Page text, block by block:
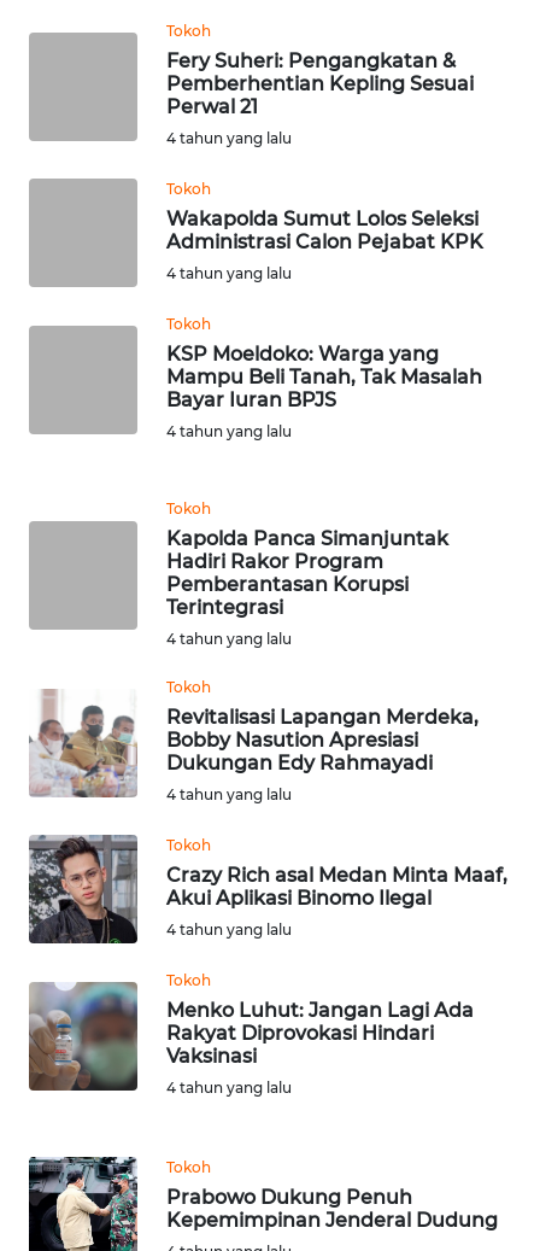
Tokoh
Fery Suheri: Pengangkatan &
Pemberhentian Kepling Sesuai
Perwal 21
4 tahun yang lalu
Tokoh
Wakapolda Sumut Lolos Seleksi
Administrasi Calon Pejabat KPK
4 tahun yang lalu
Tokoh
KSP Moeldoko: Warga yang
Mampu Beli Tanah, Tak Masalah
Bayar Iuran BPJS
4 tahun yang lalu
Tokoh
Kapolda Panca Simanjuntak
Hadiri Rakor Program
Pemberantasan Korupsi
Terintegrasi
4 tahun yang lalu
Tokoh
Revitalisasi Lapangan Merdeka,
Bobby Nasution Apresiasi
Dukungan Edy Rahmayadi
4 tahun yang lalu
Tokoh
Crazy Rich asal Medan Minta Maaf,
Akui Aplikasi Binomo Ilegal
4 tahun yang lalu
Tokoh
Menko Luhut: Jangan Lagi Ada
Rakyat Diprovokasi Hindari
Vaksinasi
4 tahun yang lalu
Tokoh
Prabowo Dukung Penuh
Kepemimpinan Jenderal Dudung
KARAWANG
WN
SUMEDANG
WN
CIANJUR
WN
KEPULAUAN
SERIBU
TANGERANG
WN
BINJAI
WN
CIREBON
WN